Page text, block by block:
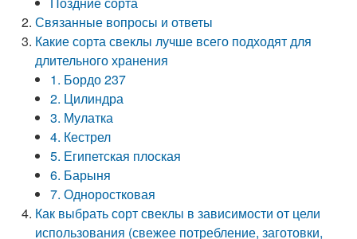
Связанные вопросы и ответы
Какие сорта свеклы лучше всего подходят для
длительного хранения
1. Бордо 237
2. Цилиндра
3. Мулатка
4. Кестрел
5. Египетская плоская
6. Барыня
7. Одноростковая
Как выбрать сорт свеклы в зависимости от цели
использования (свежее потребление, заготовки,